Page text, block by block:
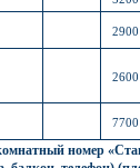
2900
2600
7700
номер